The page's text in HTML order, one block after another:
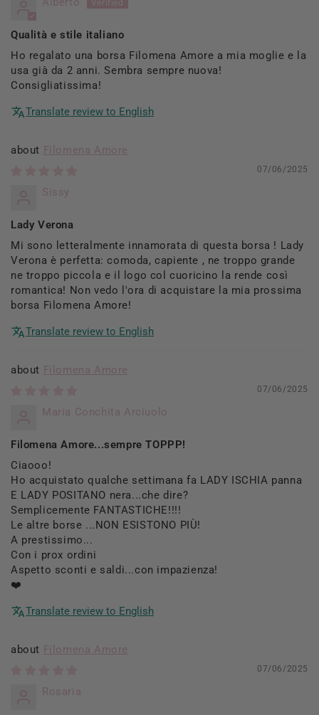
Qualità e stile italiano
Ho regalato una borsa Filomena Amore a mia moglie e la
usa già da 2 anni. Sembra sempre nuova!
Consigliatissima!
Translate review to English
Filomena Amore
07/06/2025
Sissy
Lady Verona
Mi sono letteralmente innamorata di questa borsa ! Lady
Verona è perfetta: comoda, capiente , ne troppo grande
ne troppo piccola e il logo col cuoricino la rende così
romantica! Non vedo l'ora di acquistare la mia prossima
borsa Filomena Amore!
Translate review to English
Filomena Amore
07/06/2025
Maria Conchita Arciuolo
Filomena Amore...sempre TOPPP!
Ciaooo!
Ho acquistato qualche settimana fa LADY ISCHIA panna
E LADY POSITANO nera...che dire?
Semplicemente FANTASTICHE!!!!
Le altre borse ...NON ESISTONO PIÙ!
A prestissimo...
Con i prox ordini
Aspetto sconti e saldi...con impazienza!
❤️
Translate review to English
Filomena Amore
07/06/2025
Rosaria